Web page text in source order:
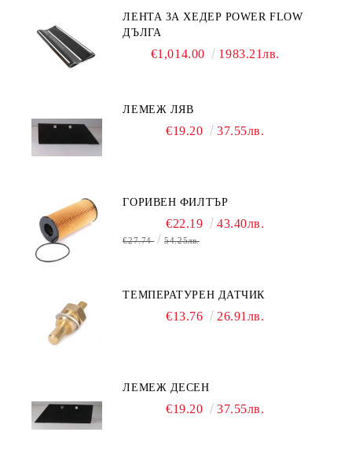
ЛЕНТА ЗА ХЕДЕР POWER FLOW
ДЪЛГА
€1,014.00 1983.21лв.
ЛЕМЕЖ ЛЯВ
€19.20 37.55лв.
ГОРИВЕН ФИЛТЪР
€22.19 43.40лв.
€27.74 54.25лв.
ТЕМПЕРАТУРЕН ДАТЧИК
€13.76 26.91лв.
ЛЕМЕЖ ДЕСЕН
€19.20 37.55лв.